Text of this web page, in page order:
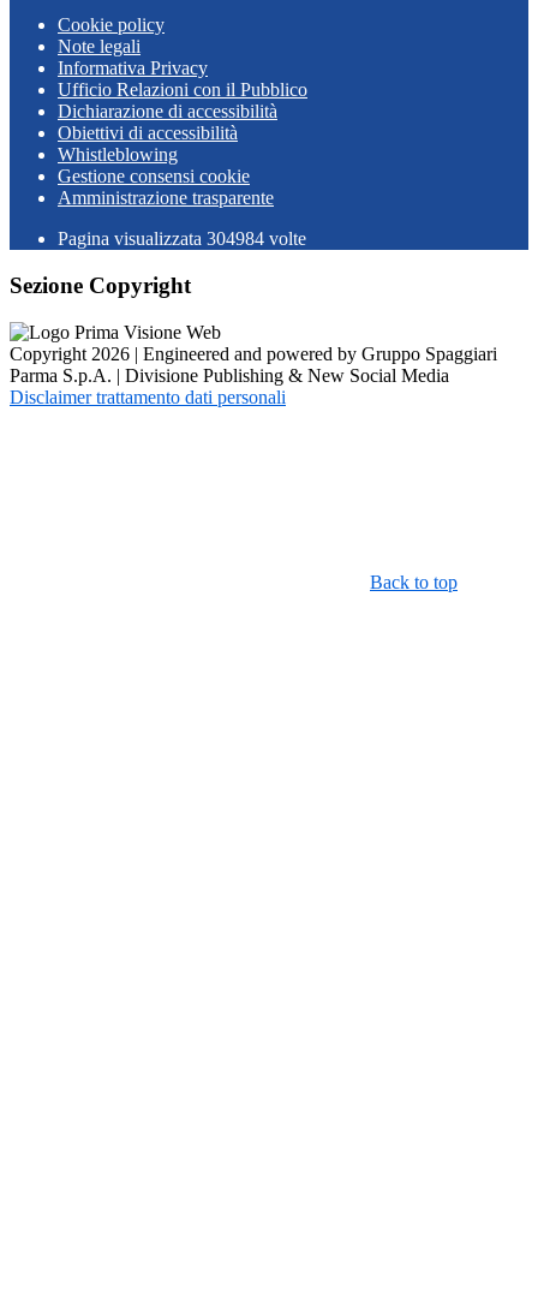
Cookie policy
Note legali
Informativa Privacy
Ufficio Relazioni con il Pubblico
Dichiarazione di accessibilità
Obiettivi di accessibilità
Whistleblowing
Gestione consensi cookie
Amministrazione trasparente
Pagina visualizzata 304984 volte
Sezione Copyright
Copyright 2026 | Engineered and powered by Gruppo Spaggiari
Parma S.p.A. | Divisione Publishing & New Social Media
Disclaimer trattamento dati personali
Back to top